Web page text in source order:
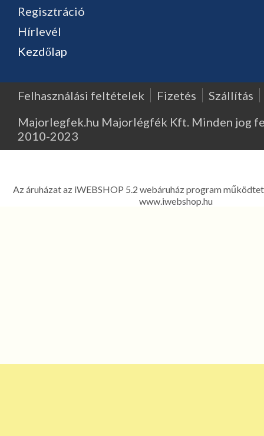
Regisztráció
Hírlevél
Kezdőlap
Felhasználási feltételek Fizetés
Szállítás
Majorlegfek.hu Majorlégfék Kft. Minden jog
2010-2023
Az áruházat az iWEBSHOP 5.2 webáruház program
www.iwebshop.hu